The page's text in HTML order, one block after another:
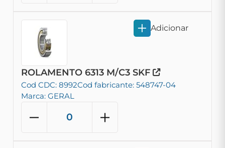
ROLAMENTO 6313 M/C3 SKF
Cod CDC: 8992Cod fabricante: 548747-04
Marca: GERAL
Adicionar